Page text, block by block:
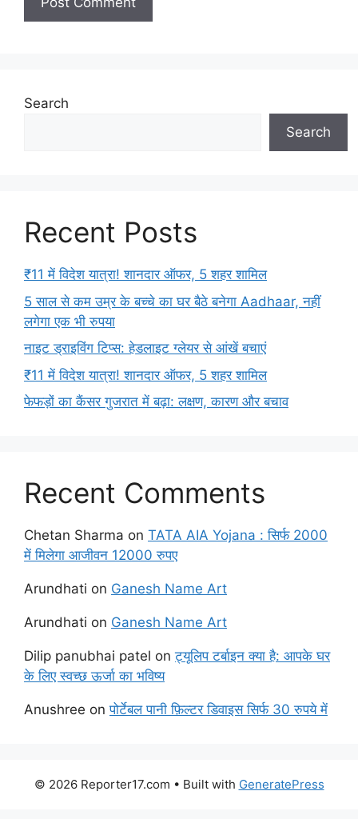
Search
Search
Recent Posts
₹11 में विदेश यात्रा! शानदार ऑफर, 5 शहर शामिल
5 साल से कम उम्र के बच्चे का घर बैठे बनेगा Aadhaar, नहीं
लगेगा एक भी रुपया
नाइट ड्राइविंग टिप्स: हेडलाइट ग्लेयर से आंखें बचाएं
₹11 में विदेश यात्रा! शानदार ऑफर, 5 शहर शामिल
फेफड़ों का कैंसर गुजरात में बढ़ा: लक्षण, कारण और बचाव
Recent Comments
Chetan Sharma on TATA AIA Yojana : सिर्फ 2000
में मिलेगा आजीवन 12000 रुपए
Arundhati on Ganesh Name Art
Arundhati on Ganesh Name Art
Dilip panubhai patel onट्यूलिप टर्बाइन क्या है: आपके घर
के लिए स्वच्छ ऊर्जा का भविष्य
Anushree onपोर्टेबल पानी फ़िल्टर डिवाइस सिर्फ 30 रुपये में
© 2026 Reporter17.com • Built with GeneratePress